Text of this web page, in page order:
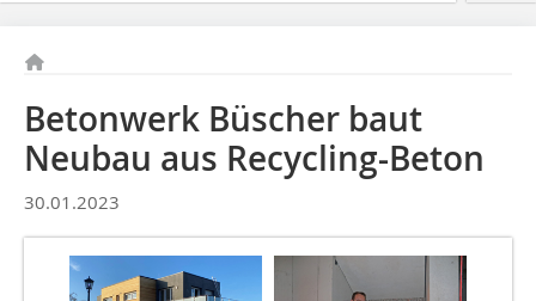
Betonwerk Büscher baut
Neubau aus Recycling-Beton
30.01.2023